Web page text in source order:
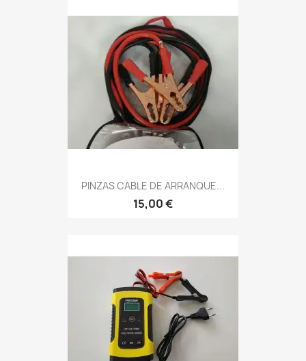
PINZAS CABLE DE ARRANQUE...
15,00 €